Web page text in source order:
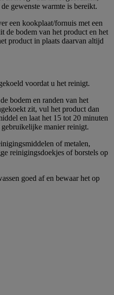
gewenste warmte is bereikt.
een kookplaat/fornuis met een
de bodem van het product en het
product in plaats daarvan altijd
voordat u het reinigt.
bodem en randen van het
zit, vul het product dan
en laat het 15 tot 20 minuten
manier reinigt.
of metalen,
reinigingsdoekjes of borstels op
goed af en bewaar het op